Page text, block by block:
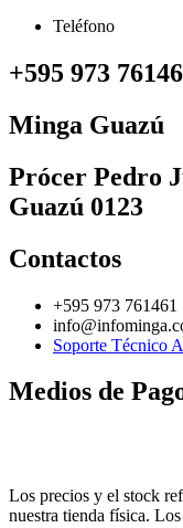
Teléfono
+595 973
Minga Guazú
Prócer Pedro
Guazú 0123
Contactos
+595 973 761461
Soporte Técnico
Medios de
Los precios y el stock
nuestra tienda física.